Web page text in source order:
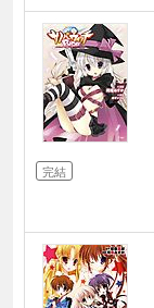
完結